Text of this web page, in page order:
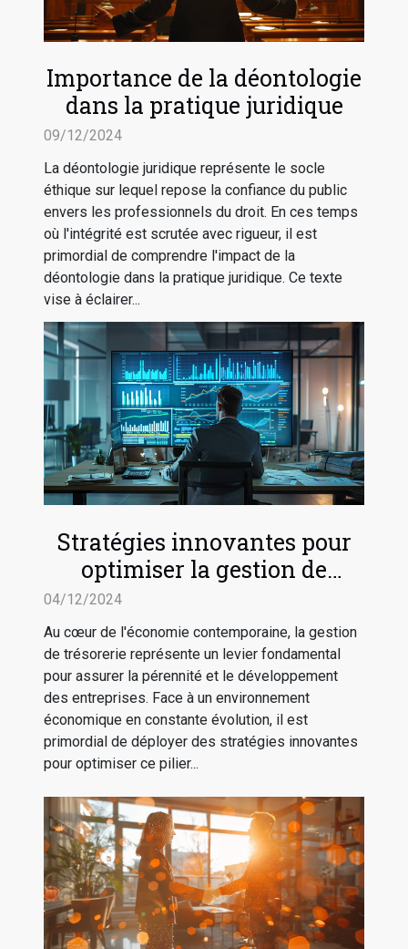
Importance de la déontologie
dans la pratique juridique
09/12/2024
La déontologie juridique représente le socle
éthique sur lequel repose la confiance du public
envers les professionnels du droit. En ces temps
où l'intégrité est scrutée avec rigueur, il est
primordial de comprendre l'impact de la
déontologie dans la pratique juridique. Ce texte
vise à éclairer...
Stratégies innovantes pour
optimiser la gestion de
trésorerie en entreprise
04/12/2024
Au cœur de l'économie contemporaine, la gestion
de trésorerie représente un levier fondamental
pour assurer la pérennité et le développement
des entreprises. Face à un environnement
économique en constante évolution, il est
primordial de déployer des stratégies innovantes
pour optimiser ce pilier...